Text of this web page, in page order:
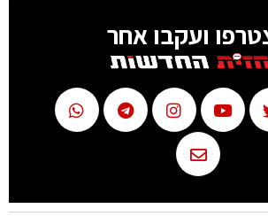
ועקבו אחר